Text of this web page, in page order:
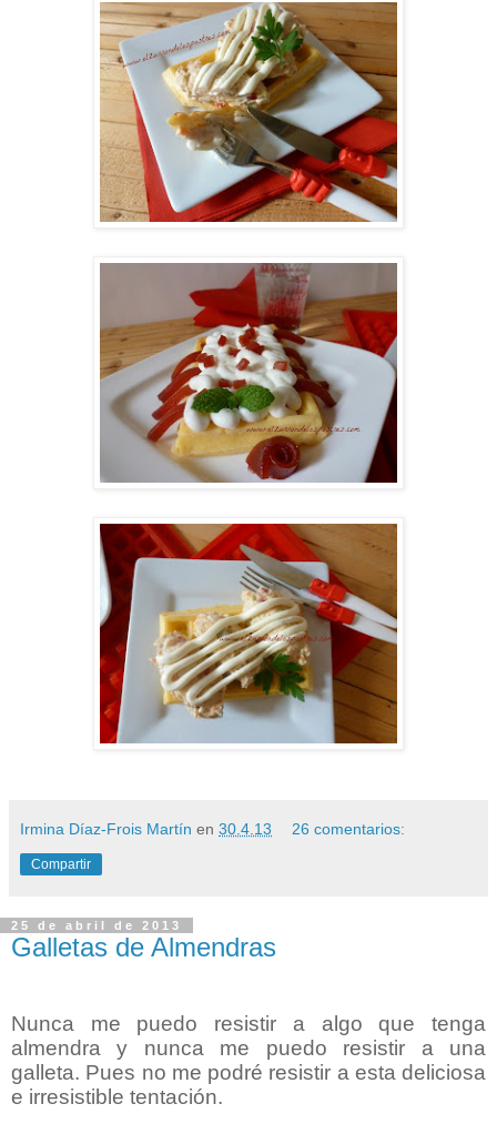
Irmina Díaz-Frois Martín en 30.4.13 26 comentarios:
Compartir
25 de abril de 2013
Galletas de Almendras
Nunca me puedo resistir a algo que tenga
almendra y nunca me puedo resistir a una
galleta. Pues no me podré resistir a esta deliciosa
e irresistible tentación.